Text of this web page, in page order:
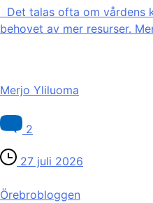
Det talas ofta om vårdens
behovet av mer resurser.
Merjo Yliluoma
2
27 juli 2026
Örebro­bloggen